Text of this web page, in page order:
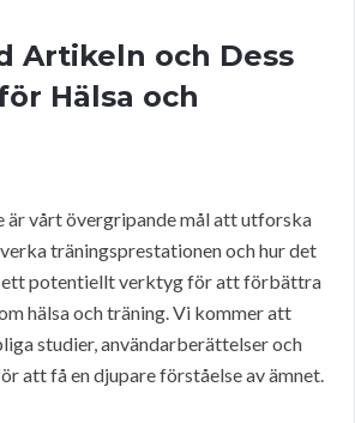
Artikeln och Dess
Hälsa och
är vårt övergripande mål att utforska
träningsprestationen och hur det
ett potentiellt verktyg för att förbättra
hälsa och träning. Vi kommer att
studier, användarberättelser och
att få en djupare förståelse av ämnet.